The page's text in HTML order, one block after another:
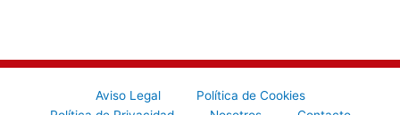
Aviso Legal
Política de Cookies